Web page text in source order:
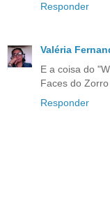
Responder
Valéria
E a coisa do
Faces do
Responder